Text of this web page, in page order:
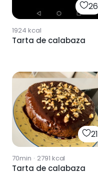
26
1924 kcal
Tarta de calabaza
21
70min · 2791 kcal
Tarta de calabaza